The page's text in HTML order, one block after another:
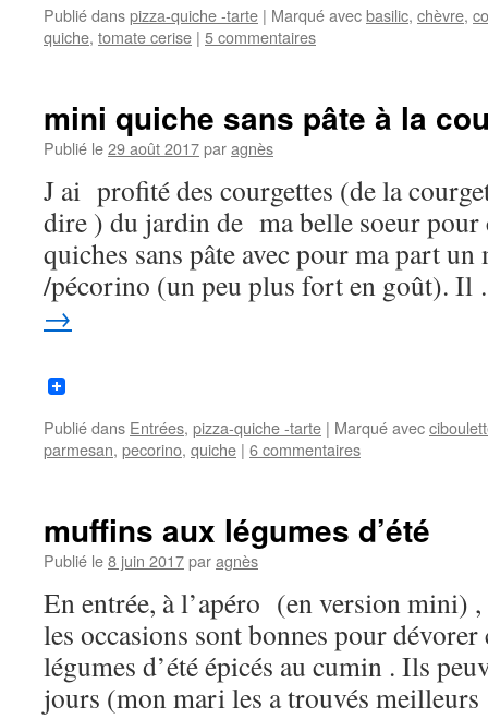
Publié danspizza-quiche -tarte | Marqué avecbasilic, chèvre,
quiche, tomate cerise | 5 commentaires
mini quiche sans pâte à la
Publié le29 août 2017paragnès
J ai profité des courgettes (de la
dire ) du jardin de ma belle soeur pour
quiches sans pâte avec pour ma part un
/pécorino (un peu plus fort en goût).
→
Publié dans Entrées, pizza-quiche -tarte | Marqué avec
parmesan, pecorino, quiche | 6 commentaires
muffins aux légumes d’été
Publié le8 juin 2017paragnès
En entrée, à l’apéro (en version mini)
les occasions sont bonnes pour
légumes d’été épicés au cumin . Ils
jours (mon mari les a trouvés